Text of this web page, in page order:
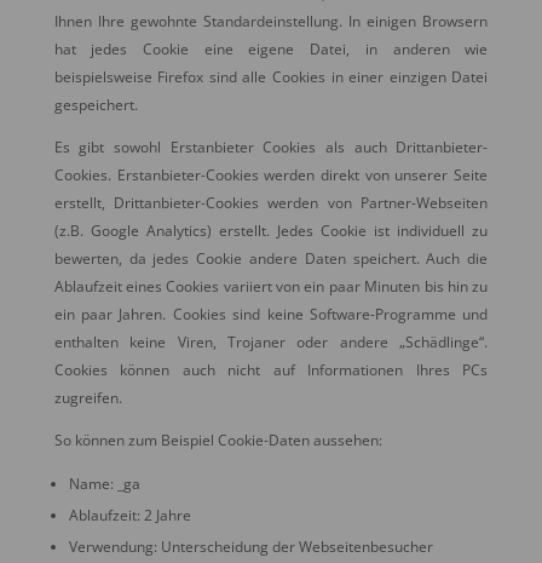
Ihnen Ihre gewohnte Standardeinstellung. In einigen Browsern
hat jedes Cookie eine eigene Datei, in anderen wie
beispielsweise Firefox sind alle Cookies in einer einzigen Datei
gespeichert.
Es gibt sowohl Erstanbieter Cookies als auch Drittanbieter-
Cookies. Erstanbieter-Cookies werden direkt von unserer Seite
erstellt, Drittanbieter-Cookies werden von Partner-Webseiten
(z.B. Google Analytics) erstellt. Jedes Cookie ist individuell zu
bewerten, da jedes Cookie andere Daten speichert. Auch die
Ablaufzeit eines Cookies variiert von ein paar Minuten bis hin zu
ein paar Jahren. Cookies sind keine Software-Programme und
enthalten keine Viren, Trojaner oder andere „Schädlinge“.
Cookies können auch nicht auf Informationen Ihres PCs
zugreifen.
So können zum Beispiel Cookie-Daten aussehen:
Name: _ga
Ablaufzeit: 2 Jahre
Verwendung: Unterscheidung der Webseitenbesucher